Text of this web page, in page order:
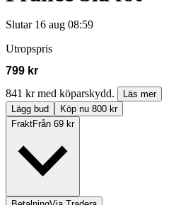
Slutar 16 aug 08:59
Utropspris
799 kr
841 kr med köparskydd.
Läs mer
Lägg bud
Köp nu 800 kr
FraktFrån 69 kr